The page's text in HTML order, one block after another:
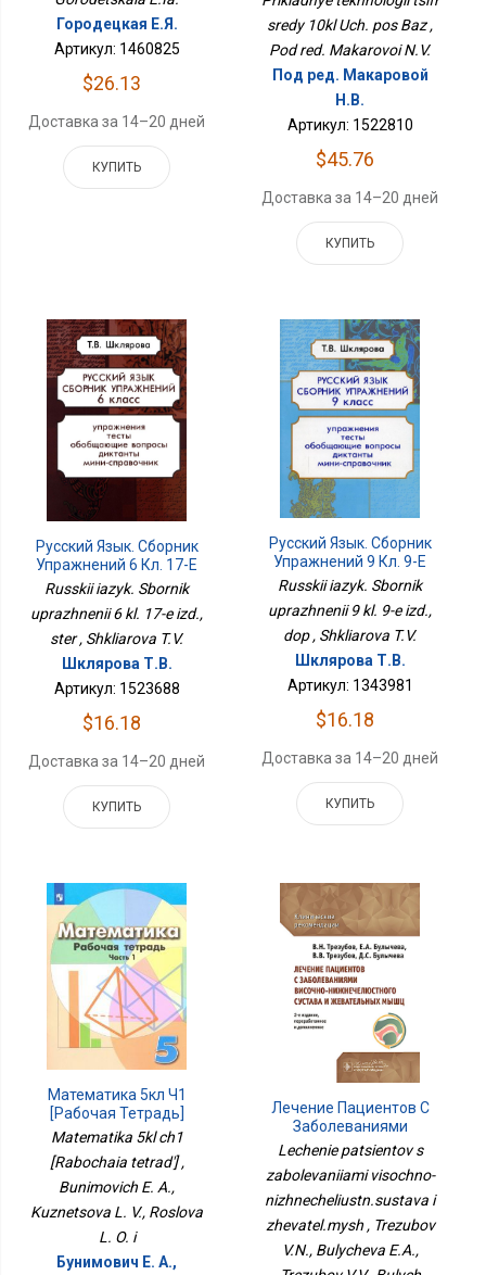
Городецкая Е.Я.
Артикул: 1460825
$26.13
Доставка за 14–20 дней
КУПИТЬ
sredy 10kl Uch. pos Baz ,
Pod red. Makarovoi N.V.
Под ред. Макаровой
Н.В.
Артикул: 1522810
$45.76
Доставка за 14–20 дней
КУПИТЬ
Русский Язык. Сборник
Упражнений 6 Кл. 17-Е
Изд., Стер
Russkii iazyk. Sbornik
uprazhnenii 6 kl. 17-e izd.,
ster , Shkliarova T.V.
Шклярова Т.В.
Артикул: 1523688
$16.18
Доставка за 14–20 дней
КУПИТЬ
Русский Язык. Сборник
Упражнений 9 Кл. 9-Е
Изд., Доп
Russkii iazyk. Sbornik
uprazhnenii 9 kl. 9-e izd.,
dop , Shkliarova T.V.
Шклярова Т.В.
Артикул: 1343981
$16.18
Доставка за 14–20 дней
КУПИТЬ
Математика 5кл Ч1
[Рабочая Тетрадь]
Matematika 5kl ch1
[Rabochaia tetrad'] ,
Bunimovich E. A.,
Kuznetsova L. V., Roslova
L. O. i
Бунимович Е. А.,
Лечение Пациентов С
Заболеваниями
Височно-
Нижнечелюстн.сустава
И Жевател.мыш
Lechenie patsientov s
zabolevaniiami visochno-
nizhnecheliustn.sustava i
zhevatel.mysh , Trezubov
V.N., Bulycheva E.A.,